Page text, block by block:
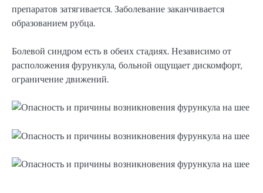
препаратов затягивается. Заболевание заканчивается
образованием рубца.
Болевой синдром есть в обеих стадиях. Независимо от
расположения фурункула, больной ощущает дискомфорт,
ограничение движений.